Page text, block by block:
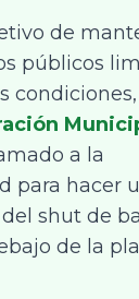
de
públicos
condiciones,
a la
para hacer
shut de
de la